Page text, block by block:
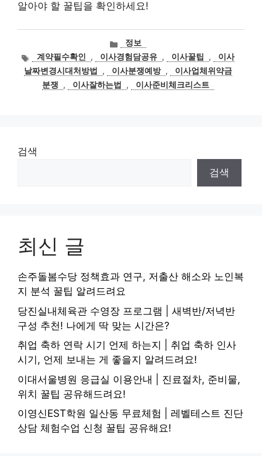
알아야 할 꿀팁을 확인하세요!
카
테
고
리
정보
태
그
계약필수확인 , 이사경험담공유 , 이사꿀팁 ,
이사
날짜변경시대처방법
, 이사분쟁예방 ,
이사업체위약금
분쟁
, 이사잘하는법 , 이사준비체크리스트
검색
검색
최신 글
손주돌봄수당 정책효과 연구, 저출산 해소와 노인복
지 분석 꿀팁 알려드려요
당진실내체육관 수영장 프로그램 | 새벽반/저녁반
구성 추천! 나에게 딱 맞는 시간은?
취업 축하 연락 시기 언제 하는지 | 취업 축하 인사
시기, 언제 보내는 게 좋을지 알려드려요!
이대서울병원 응급실 이용안내 | 진료절차, 준비물,
위치 꿀팁 공유해드려요!
이영신EST학원 일산동 무료체험 | 레벨테스트 진단
상담 체험수업 신청 꿀팁 공유해요!